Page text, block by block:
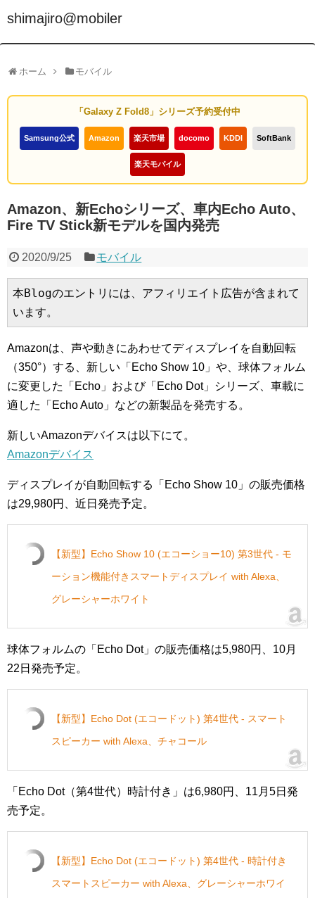
shimajiro@mobiler
ホーム モバイル
「Galaxy Z Fold8」シリーズ予約受付中
Samsung公式 Amazon 楽天市場 docomo KDDI SoftBank
楽天モバイル
Amazon、新Echoシリーズ、車内Echo Auto、
Fire TV Stick新モデルを国内発売
2020/9/25 モバイル
本Blogのエントリには、アフィリエイト広告が含まれて
います。
Amazonは、声や動きにあわせてディスプレイを自動回転
（350°）する、新しい「Echo Show 10」や、球体フォルム
に変更した「Echo」および「Echo Dot」シリーズ、車載に
適した「Echo Auto」などの新製品を発売する。
新しいAmazonデバイスは以下にて。
Amazonデバイス
ディスプレイが自動回転する「Echo Show 10」の販売価格
は29,980円、近日発売予定。
【新型】Echo Show 10 (エコーショー10) 第3世代 - モ
ーション機能付きスマートディスプレイ with Alexa、
グレーシャーホワイト
球体フォルムの「Echo Dot」の販売価格は5,980円、10月
22日発売予定。
【新型】Echo Dot (エコードット) 第4世代 - スマート
スピーカー with Alexa、チャコール
「Echo Dot（第4世代）時計付き」は6,980円、11月5日発
売予定。
【新型】Echo Dot (エコードット) 第4世代 - 時計付き
スマートスピーカー with Alexa、グレーシャーホワイ